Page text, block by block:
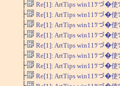
├ Re[1]: ArtTips win11ﾂづ�使
├ Re[1]: ArtTips win11ﾂづ�使
├ Re[1]: ArtTips win11ﾂづ�使
├ Re[1]: ArtTips win11ﾂづ�使
├ Re[1]: ArtTips win11ﾂづ�使
├ Re[1]: ArtTips win11ﾂづ�使
├ Re[1]: ArtTips win11ﾂづ�使
├ Re[1]: ArtTips win11ﾂづ�使